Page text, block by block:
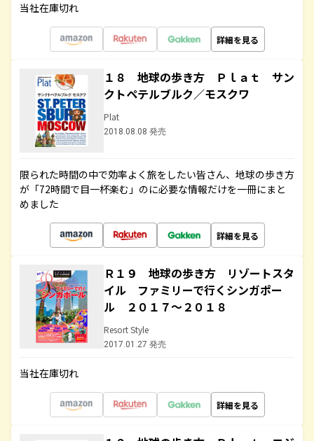
当社在庫切れ
詳細を見る
１８ 地球の歩き方 Ｐｌａｔ サン
クトペテルブルク／モスクワ
Plat
2018.08.08 発売
限られた時間の中で効率よく旅をしたい皆さん、地球の歩き方
が「72時間で目一杯楽む」のに必要な情報だけを一冊にまと
めました
詳細を見る
Ｒ１９ 地球の歩き方 リゾートスタ
イル ファミリーで行くシンガポー
ル ２０１７～２０１８
Resort Style
2017.01.27 発売
当社在庫切れ
詳細を見る